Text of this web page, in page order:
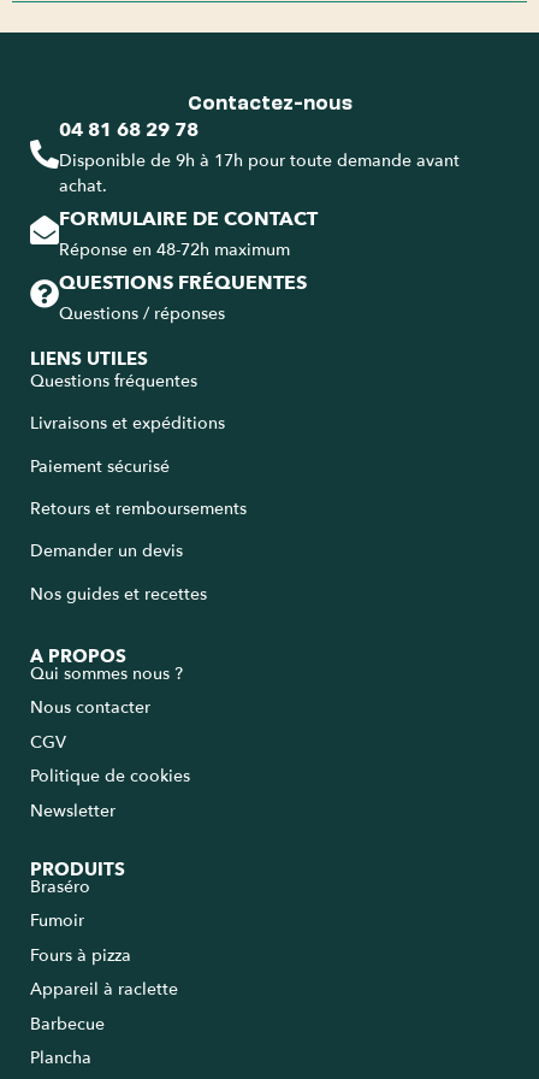
Contactez-nous
04 81 68 29 78
Disponible de 9h à 17h pour toute demande avant
achat.
FORMULAIRE DE CONTACT
Réponse en 48-72h maximum
QUESTIONS FRÉQUENTES
Questions / réponses
LIENS UTILES
Questions fréquentes
Livraisons et expéditions
Paiement sécurisé
Retours et remboursements
Demander un devis
Nos guides et recettes
A PROPOS
Qui sommes nous ?
Nous contacter
CGV
Politique de cookies
Newsletter
PRODUITS
Braséro
Fumoir
Fours à pizza
Appareil à raclette
Barbecue
Plancha